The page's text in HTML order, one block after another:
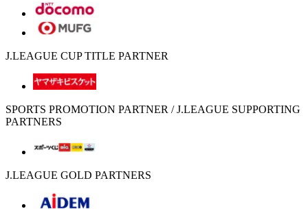
J.LEAGUE CUP TITLE PARTNER
SPORTS PROMOTION PARTNER / J.LEAGUE SUPPORTING
PARTNERS
J.LEAGUE GOLD PARTNERS